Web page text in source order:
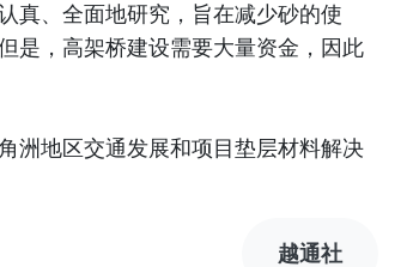
真、全面地研究，旨在减少砂的使
是，高架桥建设需要大量资金，因此
洲地区交通发展和项目垫层材料解决
越通社